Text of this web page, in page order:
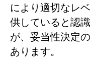
により適切なレ
供していると認
が、妥当性決定
あります。